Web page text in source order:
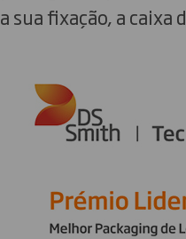
a sua fixação, a